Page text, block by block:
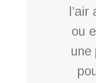
ou
une